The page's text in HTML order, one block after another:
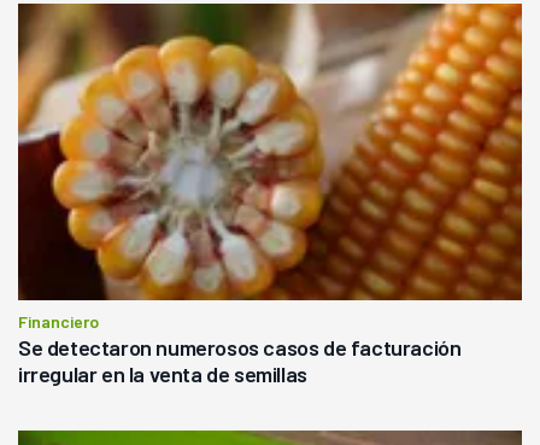
Financiero
Se detectaron numerosos casos de facturación
irregular en la venta de semillas